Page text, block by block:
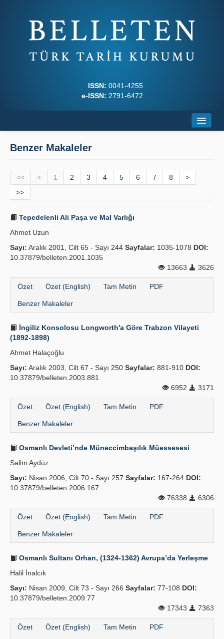
ISSN: 0041-4255
e-ISSN: 2791-6472
Dergi Kurulları
Yazım Kuralları
İlkeler
Yayın Politikaları
Kılavuzlar
İletişim
Benzer Makaleler
<< < 1 2 3 4 5 6 7 8
>
>>
Tepedelenli Ali Paşa ve Mal Varlığı
Ahmet Uzun
Sayı: Aralık 2001, Cilt 65 - Sayı 244 Sayfalar: 1035-1078 DOI:
10.37879/belleten.2001.1035
13663
3626
Özet Özet (English) Tam Metin PDF
Benzer Makaleler
İngiliz Konsolosu Longworth'a Göre Trabzon Vilayeti
(1892-1898)
Ahmet Halaçoğlu
Sayı: Aralık 2003, Cilt 67 - Sayı 250 Sayfalar: 881-910 DOI:
10.37879/belleten.2003.881
6952
3171
Özet Özet (English) Tam Metin PDF
Benzer Makaleler
Osmanlı Devleti’nde Müneccimbaşılık Müessesesi
Salim Aydüz
Sayı: Nisan 2006, Cilt 70 - Sayı 257 Sayfalar: 167-264 DOI:
10.37879/belleten.2006.167
76338
6306
Özet Özet (English) Tam Metin PDF
Benzer Makaleler
Osmanlı Sultanı Orhan, (1324-1362) Avrupa’da Yerleşme
Halil İnalcık
Sayı: Nisan 2009, Cilt 73 - Sayı 266 Sayfalar: 77-108 DOI:
10.37879/belleten.2009.77
17343
7363
Özet Özet (English) Tam Metin PDF